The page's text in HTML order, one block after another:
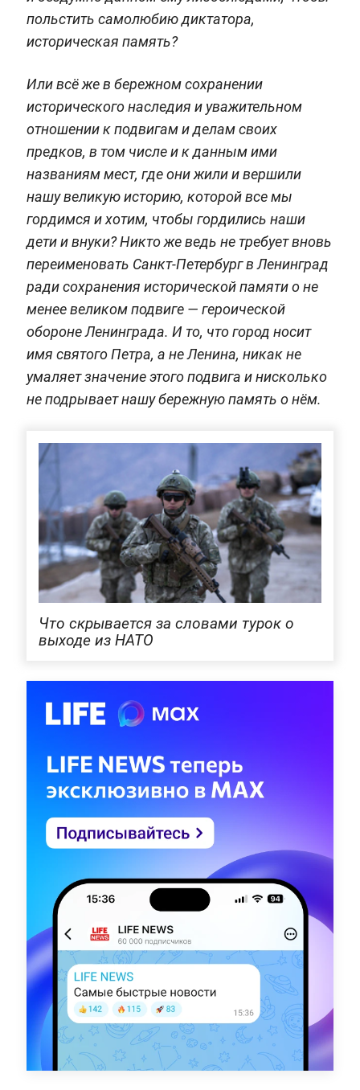
польстить самолюбию диктатора,
историческая память?
Или всё же в бережном сохранении
исторического наследия и уважительном
отношении к подвигам и делам своих
предков, в том числе и к данным ими
названиям мест, где они жили и вершили
нашу великую историю, которой все мы
гордимся и хотим, чтобы гордились наши
дети и внуки? Никто же ведь не требует вновь
переименовать Санкт-Петербург в Ленинград
ради сохранения исторической памяти о не
менее великом подвиге — героической
обороне Ленинграда. И то, что город носит
имя святого Петра, а не Ленина, никак не
умаляет значение этого подвига и нисколько
не подрывает нашу бережную память о нём.
Что скрывается за словами турок о
выходе из НАТО